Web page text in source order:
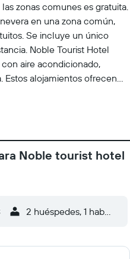
zonas comunes es gratuita.
en una zona común,
Se incluye un único
Noble Tourist Hotel
aire acondicionado,
Estos alojamientos ofrecen
habitaciones disponen de
están equipados con
a Internet por cable y
de negocios incluyen
de limpieza una vez por
Noble tourist hotel
2 huéspedes, 1